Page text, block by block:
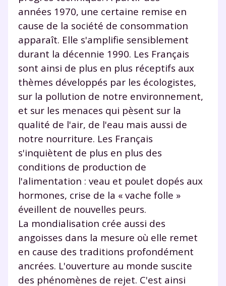
années 1970, une certaine remise en
cause de la société de consommation
apparaît. Elle s'amplifie sensiblement
durant la décennie 1990. Les Français
sont ainsi de plus en plus réceptifs aux
thèmes développés par les écologistes,
sur la pollution de notre environnement,
et sur les menaces qui pèsent sur la
qualité de l'air, de l'eau mais aussi de
notre nourriture. Les Français
s'inquiètent de plus en plus des
conditions de production de
l'alimentation : veau et poulet dopés aux
hormones, crise de la « vache folle »
éveillent de nouvelles peurs.
La mondialisation crée aussi des
angoisses dans la mesure où elle remet
en cause des traditions profondément
ancrées. L'ouverture au monde suscite
des phénomènes de rejet. C'est ainsi